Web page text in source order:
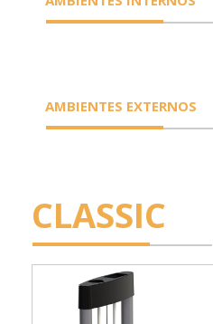
AMBIENTES EXTERNOS
CLASSIC